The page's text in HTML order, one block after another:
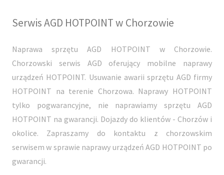
Serwis AGD HOTPOINT w Chorzowie
Naprawa sprzętu AGD HOTPOINT w Chorzowie.
Chorzowski serwis AGD oferujący mobilne naprawy
urządzeń HOTPOINT. Usuwanie awarii sprzętu AGD firmy
HOTPOINT na terenie Chorzowa. Naprawy HOTPOINT
tylko pogwarancyjne, nie naprawiamy sprzętu AGD
HOTPOINT na gwarancji. Dojazdy do klientów - Chorzów i
okolice. Zapraszamy do kontaktu z chorzowskim
serwisem w sprawie naprawy urządzeń AGD HOTPOINT po
gwarancji.